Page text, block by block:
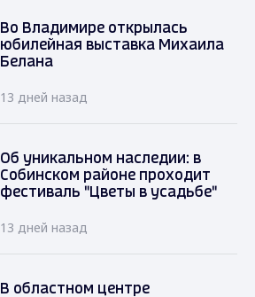
Во Владимире открылась
юбилейная выставка Михаила
Белана
13 дней назад
Об уникальном наследии: в
Собинском районе проходит
фестиваль "Цветы в усадьбе"
13 дней назад
В областном центре